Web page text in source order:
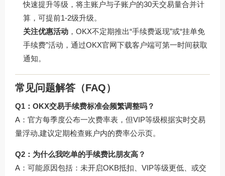
快速提升等级，将主账户与子账户的30天交易量合并计
算，可提前1-2级升级。
关注优惠活动 ，OKX不定期推出“手续费返现”或“挂单免
手续费”活动，通过OKX官网下载客户端可第一时间获取
通知。
常见问题解答（FAQ）
Q1：OKX交易手续费标准会频繁调整吗？
A：官方每季度公布一次费率表，但VIP等级根据实时交易
量浮动,建议定期检查账户内的费率公示页。
Q2：为什么我吃单的手续费比朋友高？
A：可能原因包括：未开启OKB抵扣、VIP等级更低、或交